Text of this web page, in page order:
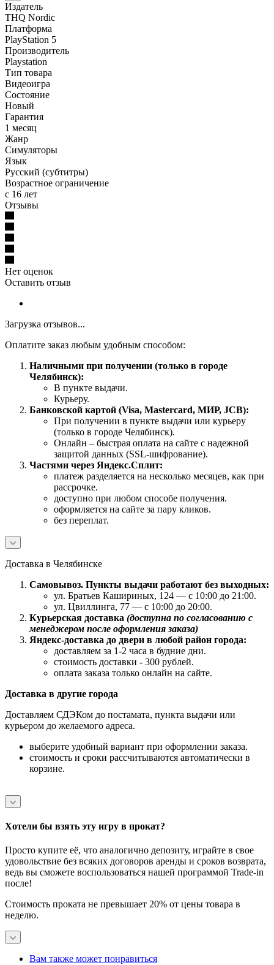
Издатель
THQ Nordic
Платформа
PlayStation 5
Производитель
Playstation
Тип товара
Видеоигра
Состояние
Новый
Гарантия
1 месяц
Жанр
Симуляторы
Язык
Русский (субтитры)
Возрастное ограничение
с 16 лет
Отзывы
Нет оценок
Оставить отзыв
Загрузка отзывов...
Оплатите заказ любым удобным способом:
Наличными при получении (только в городе
Челябинск):
В пункте выдачи.
Курьеру.
Банковской картой (Visa, Mastercard, МИР, JCB):
При получении в пункте выдачи или курьеру
(только в городе Челябинск).
Онлайн – быстрая оплата на сайте с надежной
защитой данных (SSL-шифрование).
Частями через Яндекс.Сплит:
платеж разделяется на несколько месяцев, как при
рассрочке.
доступно при любом способе получения.
оформляется на сайте за пару кликов.
без переплат.
Доставка в Челябинске
Самовывоз. Пункты выдачи работают без выходных:
ул. Братьев Кашириных, 124 — с 10:00 до 21:00.
ул. Цвиллинга, 77 — с 10:00 до 20:00.
Курьерская доставка (доступна по согласованию с
менеджером после оформления заказа)
Яндекс-доставка до двери в любой район города:
доставляем за 1-2 часа в будние дни.
стоимость доставки - 300 рублей.
оплата заказа только онлайн на сайте.
Доставка в другие города
Доставляем СДЭКом до постамата, пункта выдачи или
курьером до желаемого адреса.
выберите удобный вариант при оформлении заказа.
стоимость и сроки рассчитываются автоматически в
корзине.
Хотели бы взять эту игру в прокат?
Просто купите её, что аналогично депозиту, играйте в свое
удовольствие без всяких договоров аренды и сроков возврата,
ведь вы сможете воспользоваться нашей программой Trade-in
после!
Стоимость проката не превышает 20% от цены товара в
неделю.
Вам также может понравиться